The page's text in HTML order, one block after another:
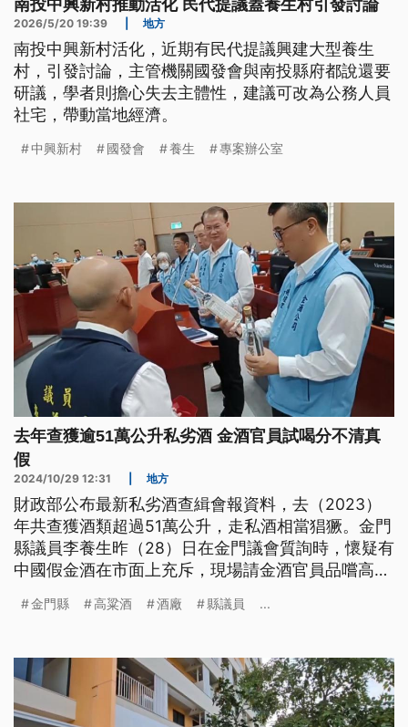
南投中興新村推動活化 民代提議蓋養生村引發討論
2026/5/20 19:39 地方
南投中興新村活化，近期有民代提議興建大型養生
村，引發討論，主管機關國發會與南投縣府都說還要
研議，學者則擔心失去主體性，建議可改為公務人員
社宅，帶動當地經濟。
中興新村 國發會 養生 專案辦公室
去年查獲逾51萬公升私劣酒 金酒官員試喝分不清真
假
2024/10/29 12:31 地方
財政部公布最新私劣酒查緝會報資料，去（2023）
年共查獲酒類超過51萬公升，走私酒相當猖獗。金門
縣議員李養生昨（28）日在金門議會質詢時，懷疑有
中國假金酒在市面上充斥，現場請金酒官員品嚐高粱
金門縣 高粱酒 酒廠 縣議員 ...